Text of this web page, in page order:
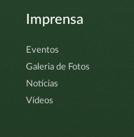
Imprensa
Eventos
Galeria de Fotos
Notícias
Vídeos